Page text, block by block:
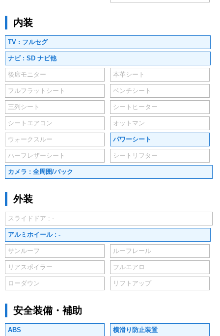
内装
TV : フルセグ
ナビ : SD ナビ他
後席モニター 本革シート
フルフラットシート ベンチシート
三列シート シートヒーター
シートエアコン オットマン
ウォークスルー パワーシート
ハーフレザーシート シートリフター
カメラ : 全周囲/バック
外装
スライドドア : -
アルミホイール : -
サンルーフ ルーフレール
リアスポイラー フルエアロ
ローダウン リフトアップ
安全装備・補助
ABS 横滑り防止装置